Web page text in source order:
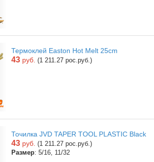
Термоклей Easton Hot Melt 25cm
43 руб. (1 211.27 рос.руб.)
Точилка JVD TAPER TOOL PLASTIC Black
43 руб. (1 211.27 рос.руб.)
Размер: 5/16, 11/32